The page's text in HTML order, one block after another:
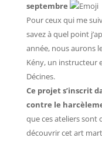
septembre
Pour ceux qui me
savez à quel point
année, nous aurons
Kény, un instructeur
Décines.
Ce projet s’inscrit
contre le
que ces ateliers sont
découvrir cet art